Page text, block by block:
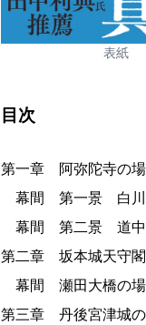
表紙
目次
第一章 阿弥陀寺の場
幕間 第一景 白川
幕間 第二景 道中
第二章 坂本城天守
幕間 瀬田大橋の場
第三章 丹後宮津城